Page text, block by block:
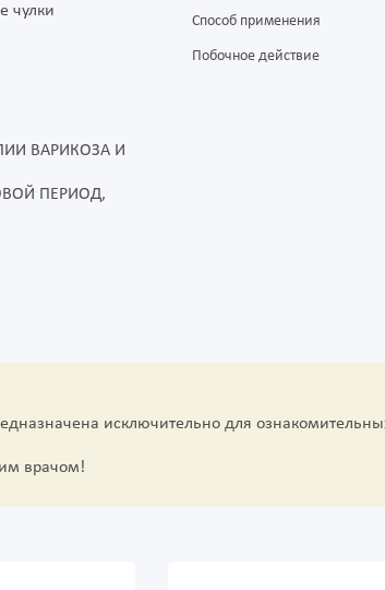
чулки
ВАРИКОЗА И
ПЕРИОД,
Способ применения
Побочное действие
исключительно для
врачом!